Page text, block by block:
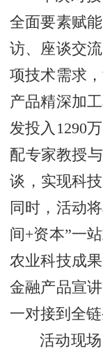
全面要素赋
访、座谈交
项技术需求
产品精深加
发投入1290万
配专家教授
谈，实现科
同时，活动
间+资本”一
农业科技成
金融产品宣
一对接到全链
活动现